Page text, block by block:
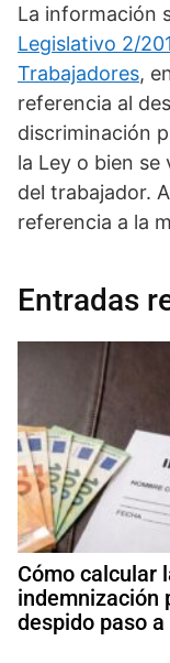
La información
Legislativo 2/
Trabajadores,
referencia al
discriminación
la Ley o bien
del trabajador.
referencia a la
Entradas
Cómo calcular
indemnización
despido paso a